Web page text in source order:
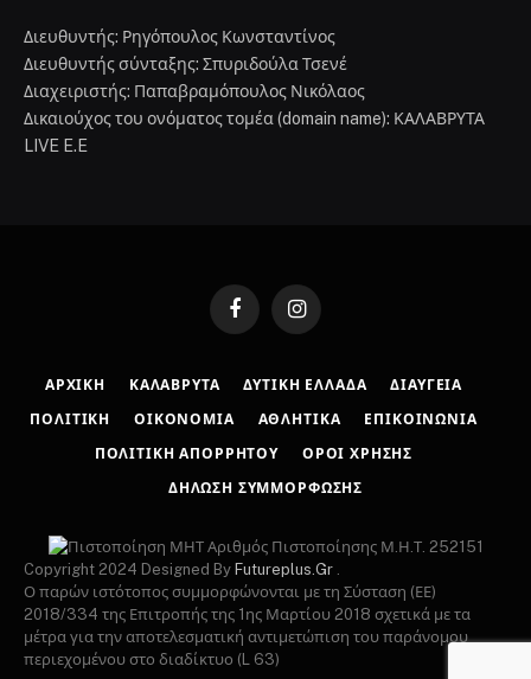
Διευθυντής: Ρηγόπουλος Κωνσταντίνος
Διευθυντής σύνταξης: Σπυριδούλα Τσενέ
Διαχειριστής: Παπαβραμόπουλος Νικόλαος
Δικαιούχος του ονόματος τομέα (domain name): ΚΑΛΑΒΡΥΤΑ
LIVE E.E
FacebookInstagram
ΑΡΧΙΚΉ ΚΑΛΆΒΡΥΤΑ ΔΥΤΙΚΉ ΕΛΛΆΔΑ ΔΙΑΎΓΕΙΑ
ΠΟΛΙΤΙΚΉ ΟΙΚΟΝΟΜΊΑ ΑΘΛΗΤΙΚΆ ΕΠΙΚΟΙΝΩΝΊΑ
ΠΟΛΙΤΙΚΉ ΑΠΟΡΡΉΤΟΥ ΌΡΟΙ ΧΡΉΣΗΣ
ΔΉΛΩΣΗ ΣΥΜΜΌΡΦΩΣΗΣ
Αριθμός Πιστοποίησης Μ.Η.Τ. 252151
Copyright 2024 Designed By Futureplus.Gr
Ο παρών ιστότοπος συμμορφώνονται με τη Σύσταση (ΕΕ)
2018/334 της Επιτροπής της 1ης Μαρτίου 2018 σχετικά με τα
μέτρα για την αποτελεσματική αντιμετώπιση του παράνομου
περιεχομένου στο διαδίκτυο (L 63)